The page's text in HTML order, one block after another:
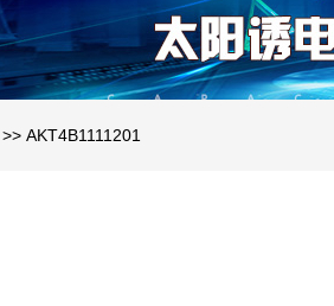
>> AKT4B1111201